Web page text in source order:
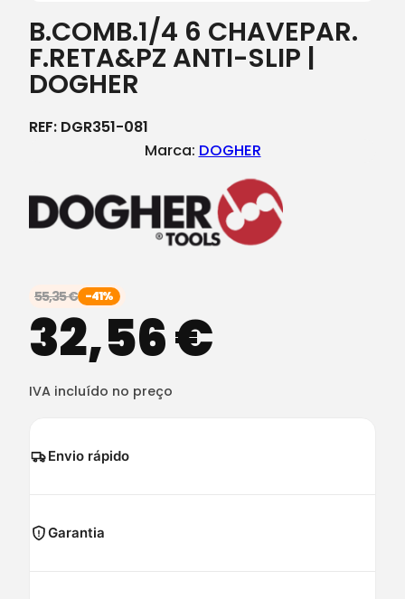
B.COMB.1/4 6 CHAVEPAR.
F.RETA&PZ ANTI-SLIP |
DOGHER
REF: DGR351-081
Marca: DOGHER
55,35€ -41%
32,56€
IVA incluído no preço
Envio rápido
Garantia